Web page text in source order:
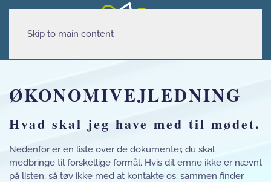
Skip to main content
ØKONOMIVEJLEDNING
Hvad skal jeg have med til mødet.
Nedenfor er en liste over de dokumenter, du skal
medbringe til forskellige formål. Hvis dit emne ikke er nævnt
på listen, så tøv ikke med at kontakte os, sammen finder